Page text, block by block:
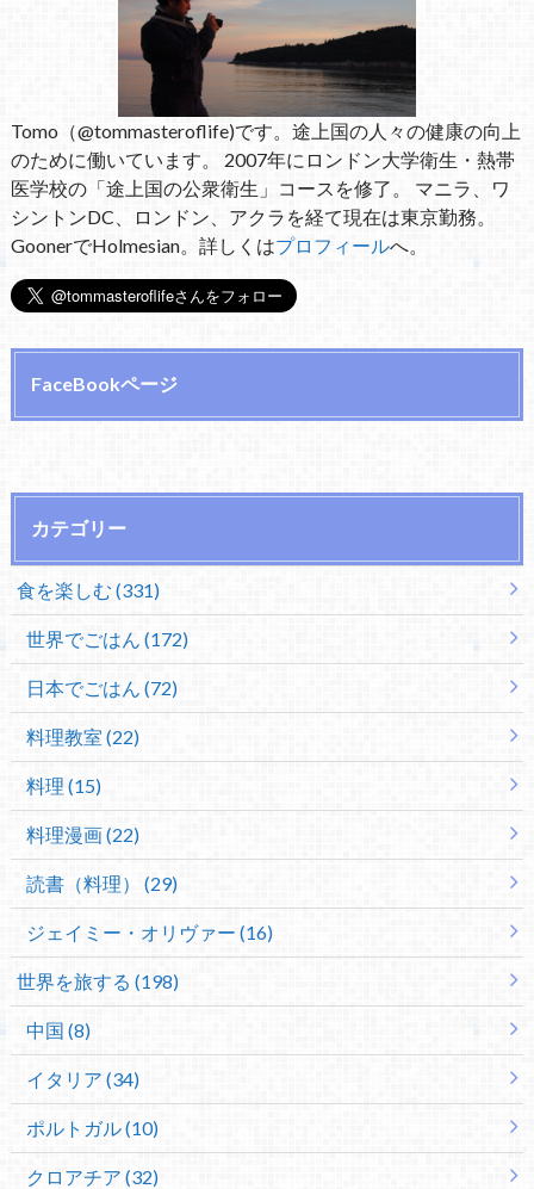
Tomo（@tommasteroflife)です。途上国の人々の健康の向上
のために働いています。 2007年にロンドン大学衛生・熱帯
医学校の「途上国の公衆衛生」コースを修了。 マニラ、ワ
シントンDC、ロンドン、アクラを経て現在は東京勤務。
GoonerでHolmesian。詳しくはプロフィールへ。
FaceBookページ
カテゴリー
食を楽しむ (331)
世界でごはん (172)
日本でごはん (72)
料理教室 (22)
料理 (15)
料理漫画 (22)
読書（料理） (29)
ジェイミー・オリヴァー (16)
世界を旅する (198)
中国 (8)
イタリア (34)
ポルトガル (10)
クロアチア (32)